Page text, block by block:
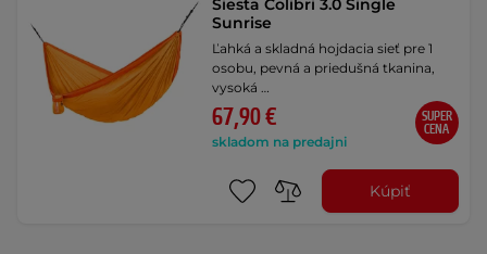
Siesta Colibri 3.0 Single
Sunrise
Ľahká a skladná hojdacia sieť pre 1
osobu, pevná a priedušná tkanina,
vysoká …
67,90 €
skladom na predajni
SUPER
CENA
Kúpiť